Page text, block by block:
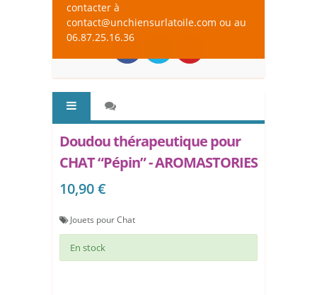
contacter à
contact@unchiensurlatoile.com ou au
06.87.25.16.36
Doudou thérapeutique pour
CHAT “Pépin” - AROMASTORIES
10,90 €
Jouets pour Chat
En stock